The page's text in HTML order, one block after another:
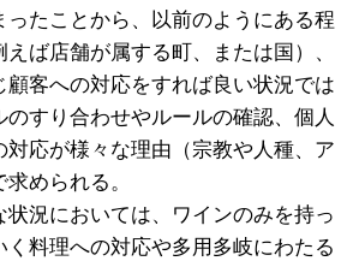
ったことから、以前のようにある程
ば店舗が属する町、または国）、
顧客への対応をすれば良い状況では
のすり合わせやルールの確認、個人
対応が様々な理由（宗教や人種、ア
められる。
状況においては、ワインのみを持っ
く料理への対応や多用多岐にわたる